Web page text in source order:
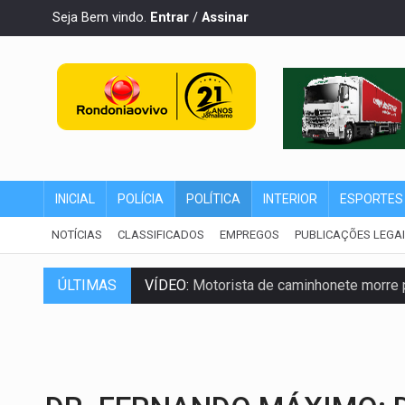
Seja Bem vindo. Entrar / Assinar
INICIAL POLÍCIA POLÍTICA INTERIOR ESPORTES
NOTÍCIAS CLASSIFICADOS EMPREGOS PUBLICAÇÕES
ÚLTIMAS VÍDEO: Motorista de caminhonete
INCLUSÃO:Prefeitura fortalece parceria